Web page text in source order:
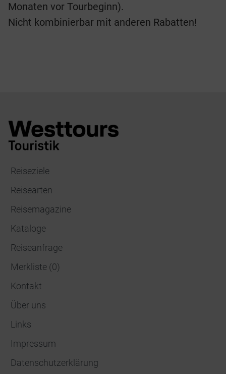
Monaten vor Tourbeginn).
Nicht kombinierbar mit anderen Rabatten!
Reiseziele
Reisearten
Reisemagazine
Kataloge
Reiseanfrage
Merkliste (0)
Kontakt
Über uns
Links
Impressum
Datenschutzerklärung